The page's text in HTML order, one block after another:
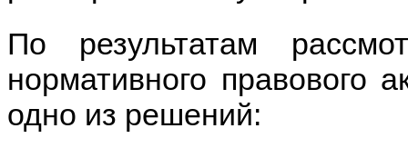
По результатам
нормативного правового
одно из решений: